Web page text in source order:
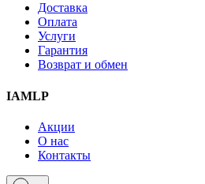
Доставка
Оплата
Услуги
Гарантия
Возврат и обмен
IAMLP
Акции
О нас
Контакты